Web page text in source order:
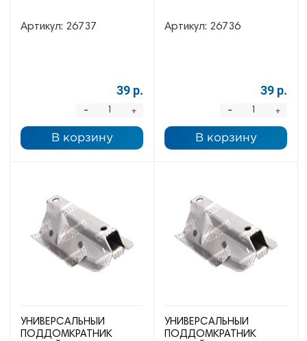
Артикул: 26737
39 р.
+
-
В корзину
Артикул: 26736
39 р.
+
-
В корзину
УНИВЕРСАЛЬНЫЙ
ПОДДОМКРАТНИК
УНИВЕРСАЛЬНЫЙ
ПОДДОМКРАТНИК